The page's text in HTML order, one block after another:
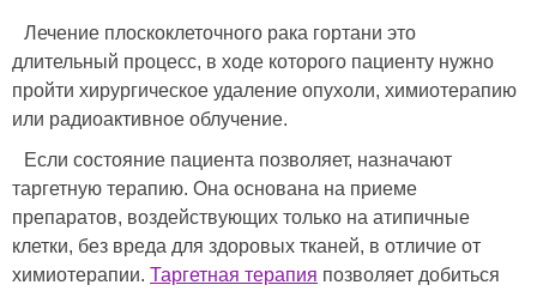
Лечение плоскоклеточного рака гортани это
длительный процесс, в ходе которого пациенту нужно
пройти хирургическое удаление опухоли, химиотерапию
или радиоактивное облучение.
Если состояние пациента позволяет, назначают
таргетную терапию. Она основана на приеме
препаратов, воздействующих только на атипичные
клетки, без вреда для здоровых тканей, в отличие от
химиотерапии. Таргетная терапия позволяет добиться